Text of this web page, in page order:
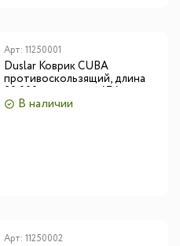
Арт: 11250001
Duslar Коврик CUBA
противоскользящий, длина
20 000 мм, ширина 474 мм,
толщина 1.1 мм, белый
В наличии
Арт: 11250002